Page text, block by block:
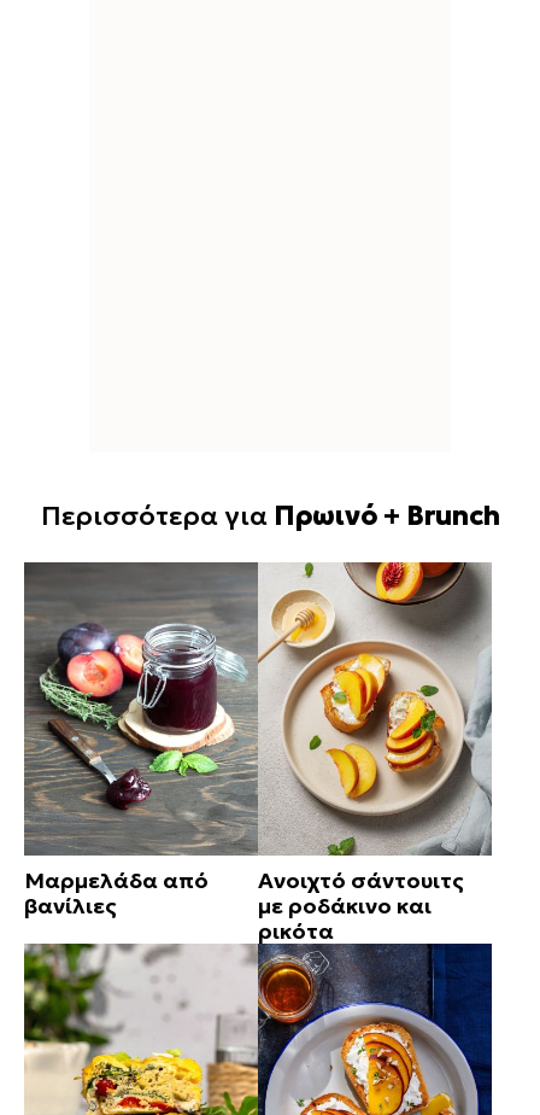
Περισσότερα για Πρωινό + Brunch
Μαρμελάδα από
βανίλιες
Ανοιχτό σάντουιτς
με ροδάκινο και
ρικότα